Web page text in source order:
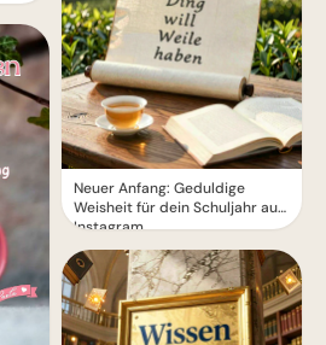
Neuer Anfang: Geduldige
Weisheit für dein Schuljahr auf
Instagram.